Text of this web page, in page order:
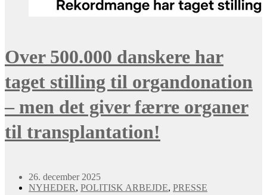
Over 500.000 danskere har
taget stilling til organdonation
– men det giver færre organer
til transplantation!
26. december 2025
NYHEDER, POLITISK ARBEJDE, PRESSE